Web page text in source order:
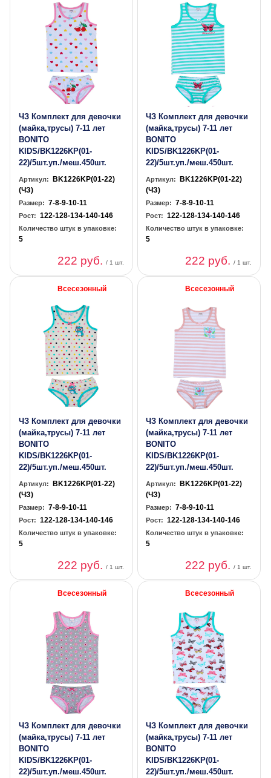
ЧЗ Комплект для девочки
(майка,трусы) 7-11 лет
BONITO
KIDS/BK1226KP(01-
22)/5шт.уп./меш.450шт.
Артикул: BK1226KP(01-22)
(ЧЗ)
Размер: 7-8-9-10-11
Рост: 122-128-134-140-146
Количество штук в упаковке:
5
222 руб./ 1 шт.
ЧЗ Комплект для девочки
(майка,трусы) 7-11 лет
BONITO
KIDS/BK1226KP(01-
22)/5шт.уп./меш.450шт.
Артикул:
BK1226KP(01-22)
(ЧЗ)
Размер: 7-8-9-10-11
Рост: 122-128-134-140-146
Количество штук в упаковке:
5
222 руб./ 1 шт.
Всесезонный
ЧЗ Комплект для девочки
(майка,трусы) 7-11 лет
BONITO
KIDS/BK1226KP(01-
22)/5шт.уп./меш.450шт.
Артикул: BK1226KP(01-22)
(ЧЗ)
Размер: 7-8-9-10-11
Рост: 122-128-134-140-146
Количество штук в упаковке:
5
222 руб./ 1 шт.
Всесезонный
ЧЗ Комплект для девочки
(майка,трусы) 7-11 лет
BONITO
KIDS/BK1226KP(01-
22)/5шт.уп./меш.450шт.
Артикул:
BK1226KP(01-22)
(ЧЗ)
Размер: 7-8-9-10-11
Рост: 122-128-134-140-146
Количество штук в упаковке:
5
222 руб./ 1 шт.
Всесезонный
ЧЗ Комплект для девочки
(майка,трусы) 7-11 лет
BONITO
KIDS/BK1226KP(01-
22)/5шт.уп./меш.450шт.
Всесезонный
ЧЗ Комплект для девочки
(майка,трусы) 7-11 лет
BONITO
KIDS/BK1226KP(01-
22)/5шт.уп./меш.450шт.